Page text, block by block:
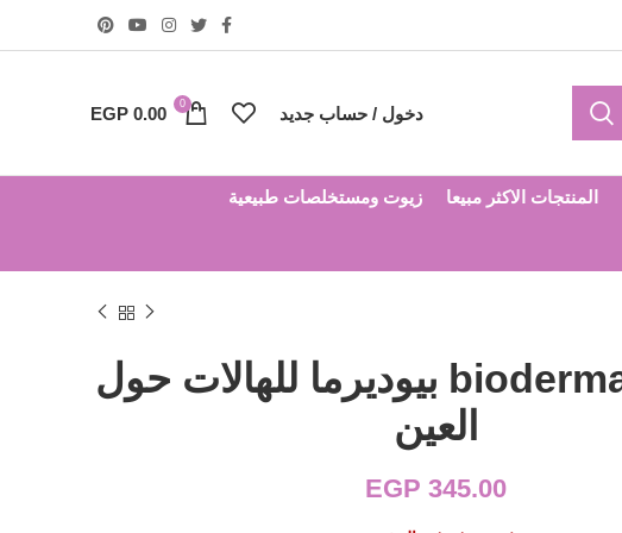
دخول / حساب جديد 0
EGP 0.00
المنتجات الاكثر مبيعا زيوت ومستخلصات طبيعية
bioderma eye gel بيوديرما للهالات حول
العين
EGP 345.00